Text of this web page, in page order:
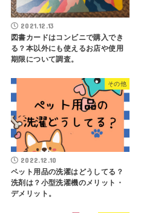
2021.12.13
図書カードはコンビニで購入でき
る？本以外にも使えるお店や使用
期限について調査。
その他
2022.12.10
ペット用品の洗濯はどうしてる？
洗剤は？小型洗濯機のメリット・
デメリット。